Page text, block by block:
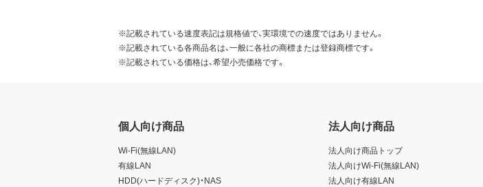
※記載されている速度表記は規格値で、実環境での速度ではありません。
※記載されている各商品名は、一般に各社の商標または登録商標です。
※記載されている価格は、希望小売価格です。
個人向け商品
Wi-Fi(無線LAN)
有線LAN
HDD(ハードディスク)・NAS
法人向け商品
法人向け商品トップ
法人向けWi-Fi(無線LAN)
法人向け有線LAN